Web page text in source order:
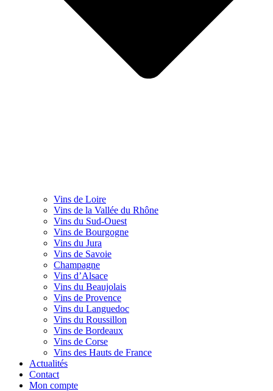
Vins de Loire
Vins de la Vallée du Rhône
Vins du Sud-Ouest
Vins de Bourgogne
Vins du Jura
Vins de Savoie
Champagne
Vins d’Alsace
Vins du Beaujolais
Vins de Provence
Vins du Languedoc
Vins du Roussillon
Vins de Bordeaux
Vins de Corse
Vins des Hauts de France
Actualités
Contact
Mon compte